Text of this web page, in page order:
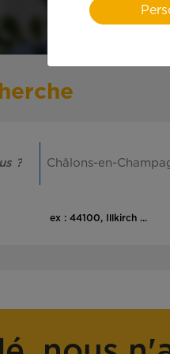
ex : 44100, Illkirch ...